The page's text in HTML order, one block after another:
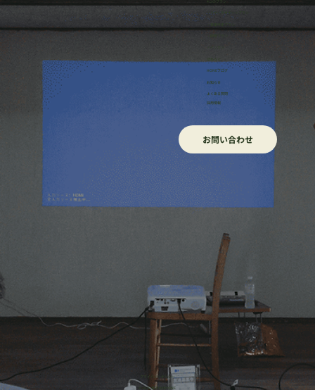
・リサーチサポートプラン
・事業伴走プラン
ほねろぐ
HONEブログ
​お知らせ
よくある質問
採用情報
お問い合わせ
​プライバシーポリシー
© 2026 株式会社HONE